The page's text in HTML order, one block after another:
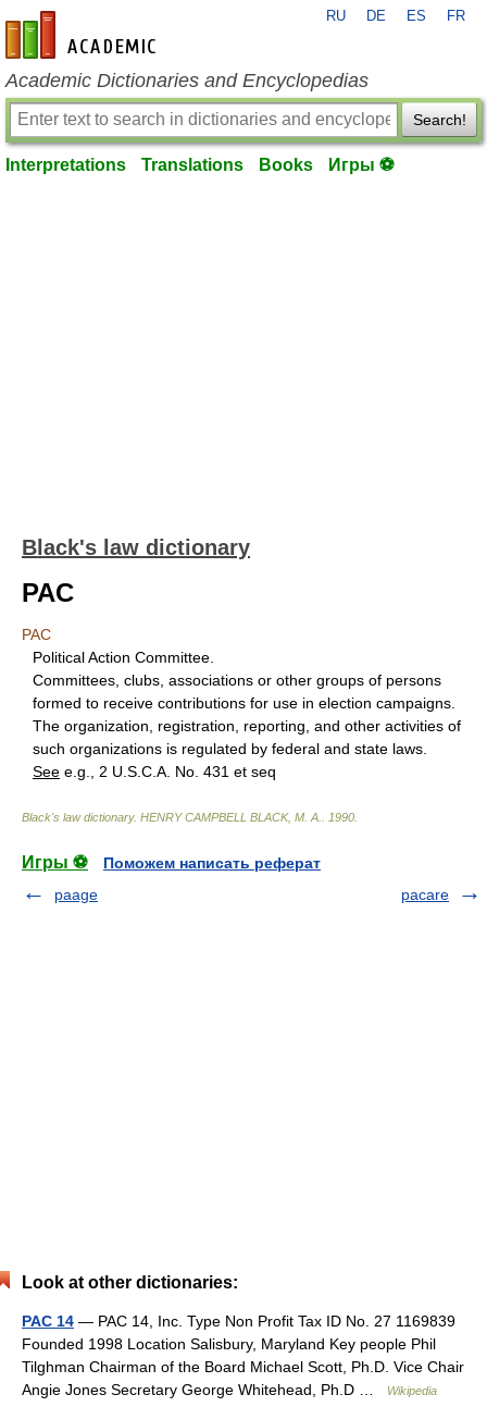
en-academic.com
RU DE ES FR
Academic Dictionaries and Encyclopedias
Search!
Interpretations Translations Books Игры ⚽
Black's law dictionary
PAC
PAC
Political Action Committee.
Committees, clubs, associations or other groups of persons
formed to receive contributions for use in election campaigns.
The organization, registration, reporting, and other activities of
such organizations is regulated by federal and state laws.
See e.g., 2 U.S.C.A. No. 431 et seq
Black's law dictionary. HENRY CAMPBELL BLACK, M. A. 1990
Игры ⚽
Поможем написать реферат
paage
pacare
Look at other dictionaries:
PAC 14 — PAC 14, Inc. Type Non Profit Tax ID No. 27 1169839
Founded 1998 Location Salisbury, Maryland Key people Phil
Tilghman Chairman of the Board Michael Scott, Ph.D. Vice Chair
Angie Jones Secretary George Whitehead, Ph.D …
Wikipedia